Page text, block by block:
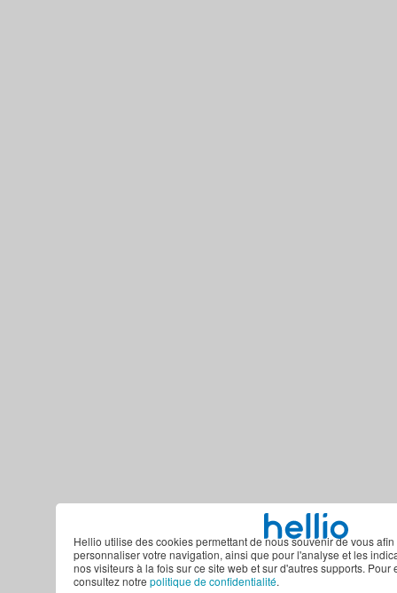
Hellio utilise des cookies permettant de nous souvenir de vous
personnaliser votre navigation, ainsi que pour l'analyse et les
nos visiteurs à la fois sur ce site web et sur d'autres supports. Pour
consultez notre politique de confidentialité.